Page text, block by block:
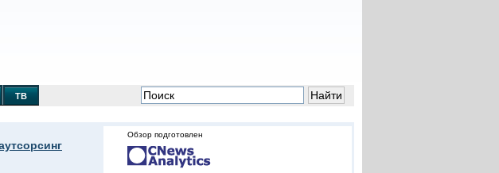
развитие в
условиях
ТВ
Обзор подготовлен